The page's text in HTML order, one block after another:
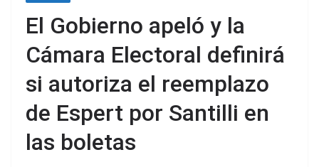
El Gobierno apeló y la
Cámara Electoral definirá
si autoriza el reemplazo
de Espert por Santilli en
las boletas